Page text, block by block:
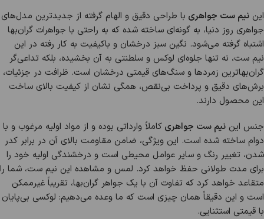
این نیم ست جواهری با طراحی دقیق و الهام گرفته از جدیدترین مدل‌های
جواهری روز دنیا، به گونه‌ای ساخته شده که به راحتی با جواهرات گران‌بها
اشتباه گرفته می‌شود. نگین سبز درخشان و باکیفیت به کار رفته در این
نیم ست، نه تنها جلوه‌ای لوکس و سلطنتی به آن بخشیده، بلکه تداعی‌گر
گران‌بهاترین زمردها و سنگ‌های قیمتی درخشان است. ظرافت در جزئیات،
برش‌های دقیق و پرداخت بی‌نقص، همگی نشان از کیفیت بالای ساخت
این محصول دارند.
جنس این نیم ست جواهری کاملاً وارداتی بوده و از مواد اولیه مرغوب و با
دوام ساخته شده است. این ویژگی، ضامن مقاومت بالای آن در برابر کدر
شدن، تغییر رنگ و سایر عوامل محیطی است و درخشندگی اولیه خود را
برای مدت طولانی حفظ خواهد کرد. لمس و مشاهده این نیم ست، شما را
متقاعد خواهد کرد که تفاوت آن با یک جواهر گران‌بها، تقریباً غیرممکن
است و این دقیقاً همان چیزی است که ما وعده می‌دهیم: لوکسی بی‌پایان
با قیمتی استثنایی.